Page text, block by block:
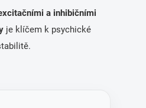
a inhibičními
je klíčem k psychické